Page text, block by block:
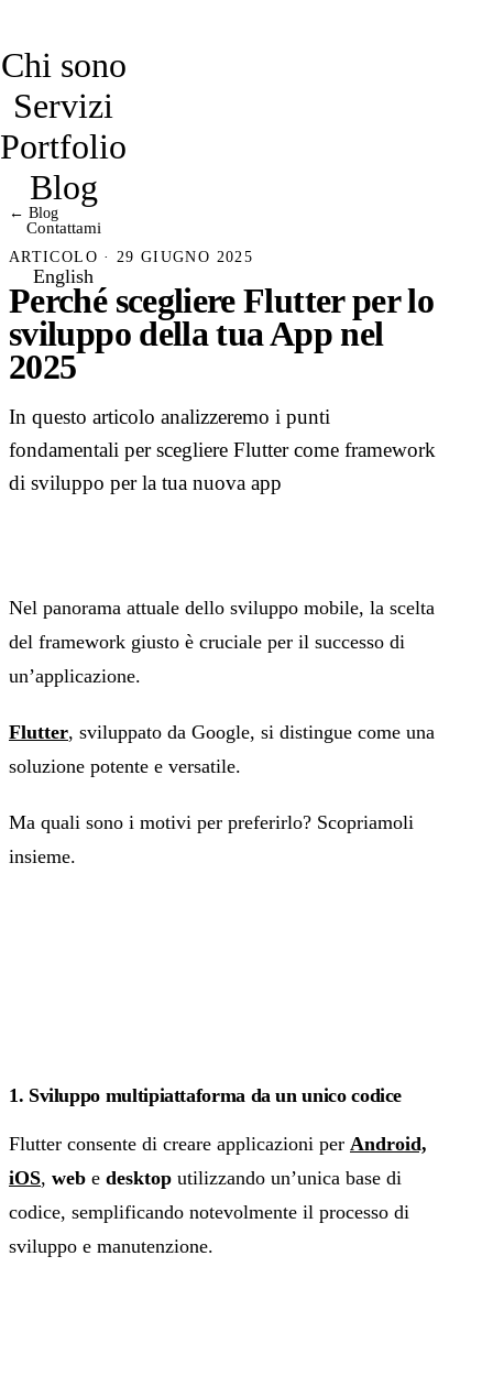
Chi sono
Servizi
Portfolio
Blog
Contattami
English
← Blog
ARTICOLO · 29 GIUGNO 2025
Perché scegliere Flutter per lo
sviluppo della tua App nel
2025
In questo articolo analizzeremo i punti
fondamentali per scegliere Flutter come framework
di sviluppo per la tua nuova app
Nel panorama attuale dello sviluppo mobile, la scelta
del framework giusto è cruciale per il successo di
un’applicazione.
Flutter, sviluppato da Google, si distingue come una
soluzione potente e versatile.
Ma quali sono i motivi per preferirlo? Scopriamoli
insieme.
1. Sviluppo multipiattaforma da un unico codice
Flutter consente di creare applicazioni per Android,
iOS, web e desktop utilizzando un’unica base di
codice, semplificando notevolmente il processo di
sviluppo e manutenzione.